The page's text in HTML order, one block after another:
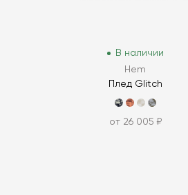
В наличии
Hem
Плед Glitch
от 26 005 ₽